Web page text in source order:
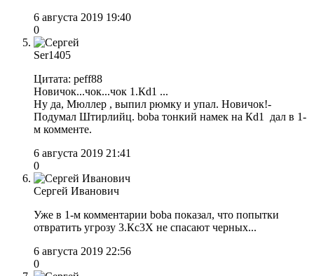
6 августа 2019 19:40
0
Ser1405
Цитата: peff88
Новичок...чок...чок 1.Кd1 ...
Ну да, Мюллер , выпил рюмку и упал. Новичок!-
Подумал Штирлийц. boba тонкий намек на Кd1 дал в 1-
м комменте.
6 августа 2019 21:41
0
Сергей Иванович
Уже в 1-м комментарии boba показал, что попытки
отвратить угрозу 3.Кс3Х не спасают черных...
6 августа 2019 22:56
0